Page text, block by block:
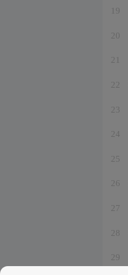
19
20
21
22
23
24
25
26
27
28
29